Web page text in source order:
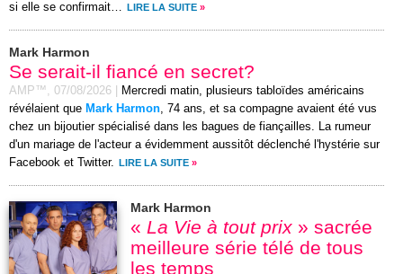
si elle se confirmait…
LIRE LA SUITE »
Mark Harmon
Se serait-il fiancé en secret?
AMP™, 07/08/2026
Mercredi matin, plusieurs tabloïdes américains
révélaient que Mark Harmon, 74 ans, et sa compagne avaient été vus
chez un bijoutier spécialisé dans les bagues de fiançailles. La rumeur
d'un mariage de l'acteur a évidemment aussitôt déclenché l'hystérie sur
Facebook et Twitter.
LIRE LA SUITE »
Mark Harmon
« La Vie à tout prix » sacrée
meilleure série télé de tous
les temps